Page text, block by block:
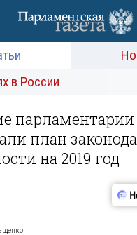
в России
парламентарии
план
на 2019 год